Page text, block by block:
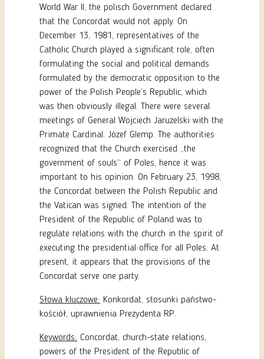
World War II, the polisch Government declared
that the Concordat would not apply. On
December 13, 1981, representatives of the
Catholic Church played a significant role, often
formulating the social and political demands
formulated by the democratic opposition to the
power of the Polish People’s Republic, which
was then obviously illegal. There were several
meetings of General Wojciech Jaruzelski with the
Primate Cardinal. Józef Glemp. The authorities
recognized that the Church exercised „the
government of souls“ of Poles, hence it was
important to his opinion. On February 23, 1998,
the Concordat between the Polish Republic and
the Vatican was signed. The intention of the
President of the Republic of Poland was to
regulate relations with the church in the spirit of
executing the presidential office for all Poles. At
present, it appears that the provisions of the
Concordat serve one party.
Słowa kluczowe: Konkordat, stosunki państwo-
kościół, uprawnienia Prezydenta RP.
Keywords: Concordat, church-state relations,
powers of the President of the Republic of